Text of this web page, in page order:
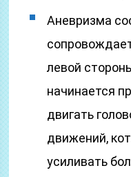
Аневризма
левой
начинается
двигать
движений,
усиливать